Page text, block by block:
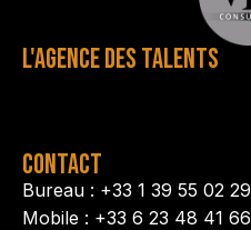
L'AGENCE DES TALENTS
CONTACT
Bureau : +33 1 39 55 02 29
Mobile : +33 6 23 48 41 66